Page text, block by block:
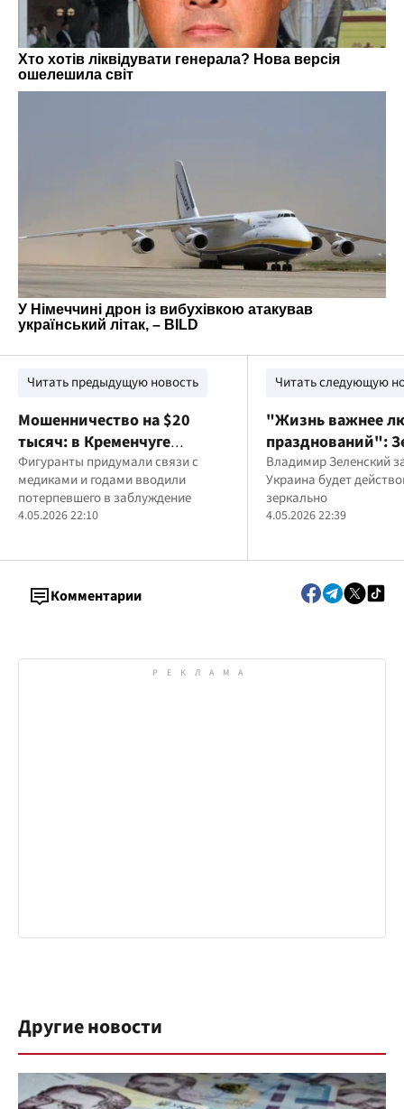
Читать предыдущую новость
Мошенничество на $20
тысяч: в Кременчуге
разоблачили схему обмана
военного под видом
"лечения"
Фигуранты придумали связи с
медиками и годами вводили
потерпевшего в заблуждение
4.05.2026 22:10
Читать следующую
"Жизнь важнее
празднований":
объявил режим
мая
Владимир Зеленский
Украина будет
зеркально
4.05.2026 22:39
Комментарии
Другие новости